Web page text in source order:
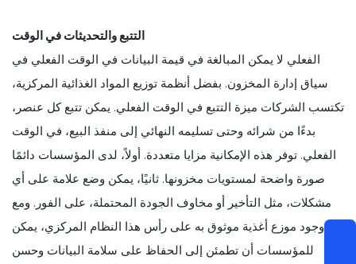
التتبع والتحديثات في الوقت
الفعلي لا يمكن المبالغة في قيمة البيانات في الوقت الفعلي في
سياق إدارة المخزون. بفضل أنظمة توزيع المواد الغذائية المركزية،
تكتسب الشركات ميزة التتبع في الوقت الفعلي. يمكن تتبع كل عنصر،
بدءًا من شرائه وحتى تسليمه النهائي إلى منفذ البيع، في الوقت
الفعلي. توفر هذه الإمكانية مزايا متعددة. أولاً، لدى المؤسسات دائمًا
صورة واضحة لمستويات مخزونها. ثانيًا، يمكن وضع علامة على أي
مشكلات، مثل التأخير أو مخاوف الجودة المحتملة، على الفور. ومع
وجود موزع أغذية موثوق به على رأس هذا النظام المركزي، يمكن
للمؤسسات أن تطمئن إلى الحفاظ على سلامة البيانات وحسن